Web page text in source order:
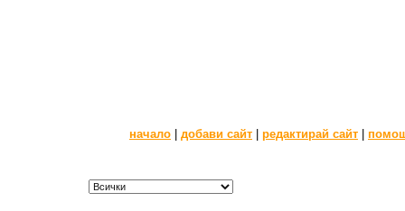
начало добави сайт редактирай сайт